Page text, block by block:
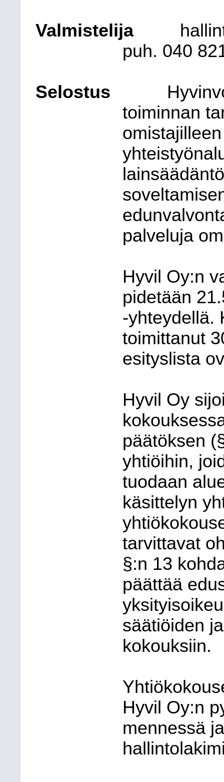
Valmistelija
puh. 040
Selostus
toiminnan
palveluja
Hyvil Oy:n
pidetään
-yhteydellä.
toimittanut
esityslista
Hyvil Oy
päätöksen
yhtiöihin,
tuodaan
käsittelyn
tarvittavat
§:n 13
päättää
säätiöiden
kokouksiin.
Hyvil Oy:n
mennessä